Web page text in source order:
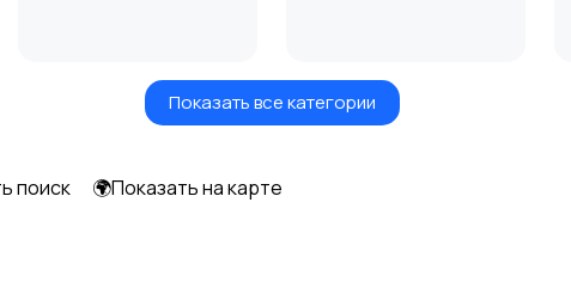
Радио- и видеоняни Товары для мам
Показать все категории
поиск 🌍Показать на карте